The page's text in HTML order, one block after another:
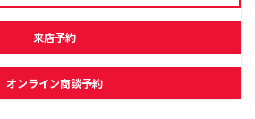
来店予約
オンライン商談予約